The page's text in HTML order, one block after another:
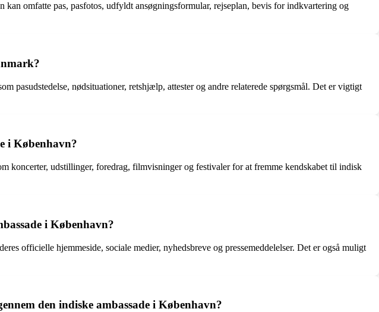
omfatte pas, pasfotos, udfyldt ansøgningsformular, rejseplan, bevis for indkvartering og
pasudstedelse, nødsituationer, retshjælp, attester og andre relaterede spørgsmål. Det er vigtigt
i København?
koncerter, udstillinger, foredrag, filmvisninger og festivaler for at fremme kendskabet til indisk
i København?
officielle hjemmeside, sociale medier, nyhedsbreve og pressemeddelelser. Det er også muligt
den indiske ambassade i København?